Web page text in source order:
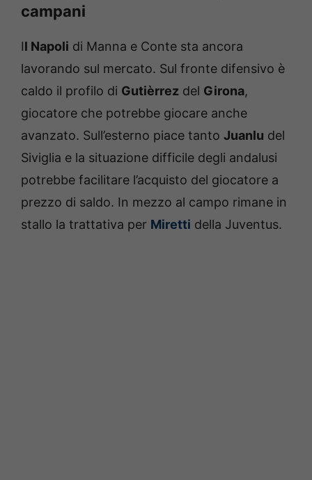
campani
Il Napoli di Manna e Conte sta ancora
lavorando sul mercato. Sul fronte difensivo è
caldo il profilo di Gutièrrez del Girona,
giocatore che potrebbe giocare anche
avanzato. Sull’esterno piace tanto Juanlu del
Siviglia e la situazione difficile degli andalusi
potrebbe facilitare l’acquisto del giocatore a
prezzo di saldo. In mezzo al campo rimane in
stallo la trattativa per Miretti della Juventus.